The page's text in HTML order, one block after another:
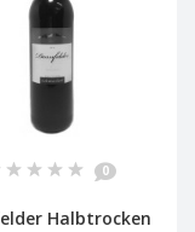
0
Halbtrocken